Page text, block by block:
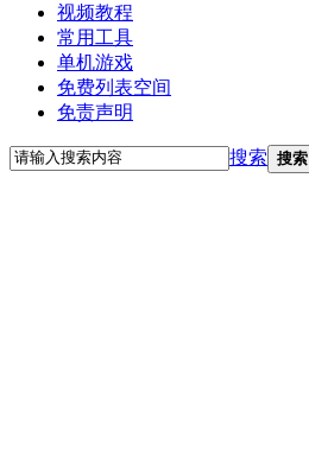
视频教程
常用工具
单机游戏
免费列表空间
免责声明
搜索 搜索